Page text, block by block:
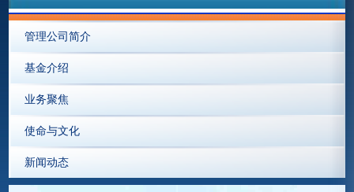
管理公司简介
基金介绍
业务聚焦
使命与文化
新闻动态